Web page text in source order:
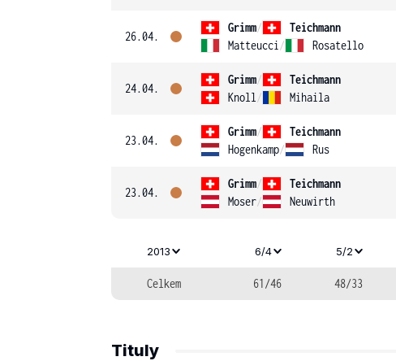
26.04.
Grimm/
Teichmann
Matteucci / Rosatello
24.04.
Grimm/
Teichmann
Knoll / Mihaila
23.04.
Grimm/
Teichmann
Hogenkamp/ Rus
23.04.
Grimm/
Teichmann
Moser/ Neuwirth
2013 6/4 5/2
Celkem 61/46 48/33
Tituly